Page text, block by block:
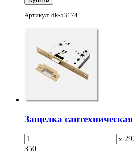
Артикул: dk-53174
Защелка
x
350